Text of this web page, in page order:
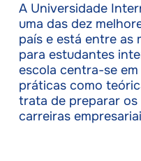
A Universidade
uma das dez
país e está entre as
para estudantes
escola centra-se
práticas como
trata de preparar os
carreiras